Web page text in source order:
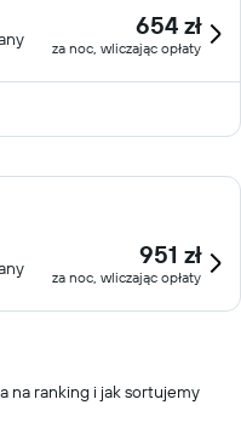
654 zł
za noc, wliczając opłaty
951 zł
za noc, wliczając opłaty
na ranking i jak sortujemy